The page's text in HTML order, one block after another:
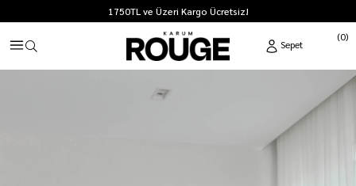
1750TL ve Üzeri Kargo Ücretsiz!
0